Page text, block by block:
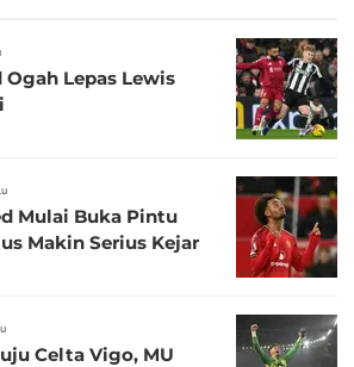
Lepas Lewis
Mulai Buka Pintu
Makin Serius Kejar
Celta Vigo, MU